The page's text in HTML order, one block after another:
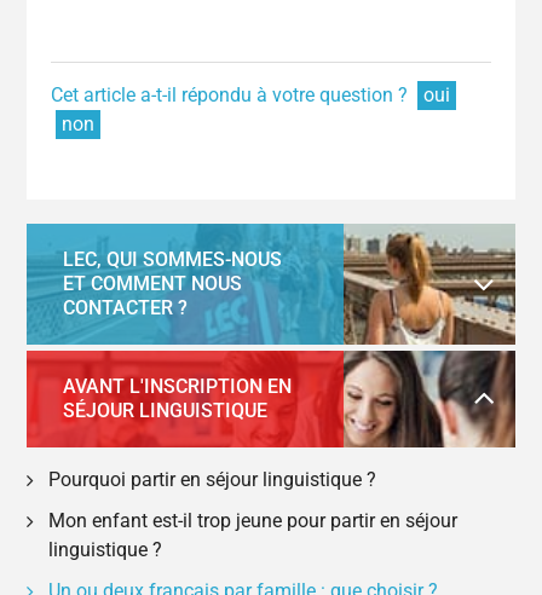
Cet article a-t-il répondu à votre question ?
oui
non
LEC, QUI SOMMES-NOUS
ET COMMENT NOUS
CONTACTER ?
AVANT L'INSCRIPTION EN
SÉJOUR LINGUISTIQUE
Pourquoi partir en séjour linguistique ?
Mon enfant est-il trop jeune pour partir en séjour
linguistique ?